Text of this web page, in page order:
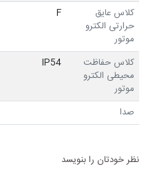
کلاس عایق
حرارتی الکترو
موتور
F
کلاس حفاظت
محیطی الکترو
موتور
IP54
صدا
نظر خودتان را بنویسد